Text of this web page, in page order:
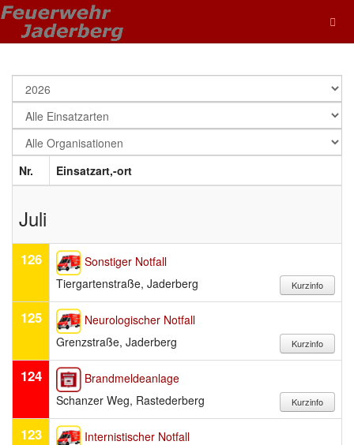
Nr. Einsatzart,-ort
Juli
126
Sonstiger Notfall
Tiergartenstraße, Jaderberg
125
Neurologischer Notfall
Grenzstraße, Jaderberg
124
Brandmeldeanlage
Schanzer Weg, Rastederberg
123
Internistischer Notfall